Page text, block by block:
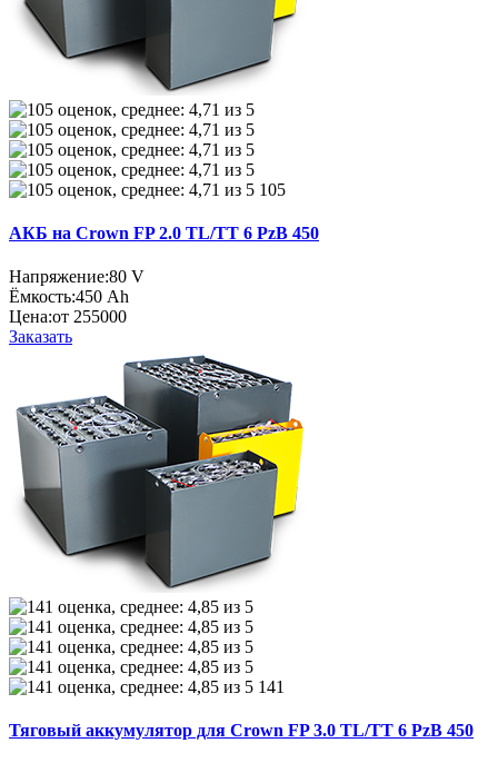
105
АКБ на Crown FP 2.0 TL/TT 6 PzB 450
Напряжение:80 V
Ёмкость:450 Ah
Цена:от 255000
Заказать
141
Тяговый аккумулятор для Crown FP 3.0 TL/TT 6 PzB 450